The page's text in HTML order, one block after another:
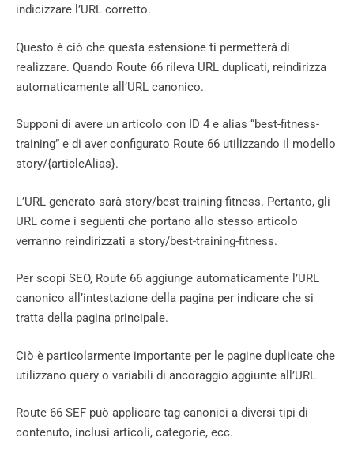
indicizzare l’URL corretto.
Questo è ciò che questa estensione ti permetterà di
realizzare. Quando Route 66 rileva URL duplicati, reindirizza
automaticamente all’URL canonico.
Supponi di avere un articolo con ID 4 e alias “best-fitness-
training” e di aver configurato Route 66 utilizzando il modello
story/{articleAlias}.
L’URL generato sarà story/best-training-fitness. Pertanto, gli
URL come i seguenti che portano allo stesso articolo
verranno reindirizzati a story/best-training-fitness.
Per scopi SEO, Route 66 aggiunge automaticamente l’URL
canonico all’intestazione della pagina per indicare che si
tratta della pagina principale.
Ciò è particolarmente importante per le pagine duplicate che
utilizzano query o variabili di ancoraggio aggiunte all’URL
Route 66 SEF può applicare tag canonici a diversi tipi di
contenuto, inclusi articoli, categorie, ecc.